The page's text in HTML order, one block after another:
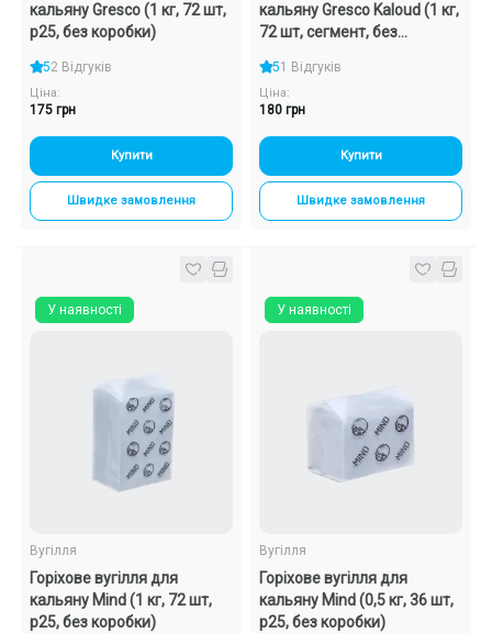
кальяну Gresco (1 кг, 72 шт,
р25, без коробки)
52 Відгуків
Ціна:
175 грн
Купити
Швидке замовлення
кальяну Gresco Kaloud (1 кг,
72 шт, сегмент, без
51 Відгуків
Ціна:
180 грн
Купити
Швидке замовлення
У наявності
Вугілля
Горіхове вугілля для
кальяну Mind (1 кг, 72 шт,
р25, без коробки)
У наявності
Вугілля
Горіхове вугілля для
кальяну Mind (0,5 кг, 36 шт,
р25, без коробки)